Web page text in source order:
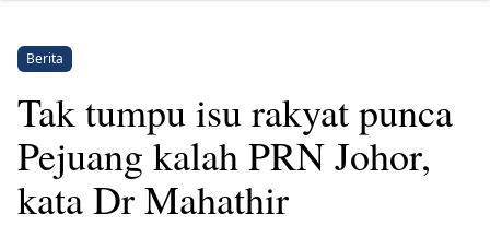
Berita
Tak tumpu isu rakyat punca
Pejuang kalah PRN Johor,
kata Dr Mahathir